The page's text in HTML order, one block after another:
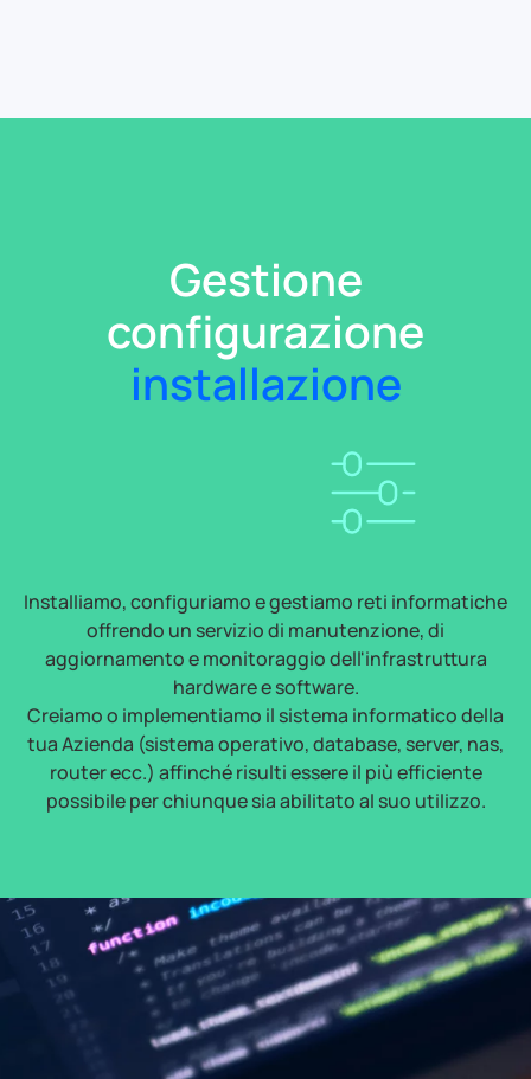
Gestione
configurazione
installazione
Installiamo, configuriamo e gestiamo reti informatiche
offrendo un servizio di manutenzione, di
aggiornamento e monitoraggio dell'infrastruttura
hardware e software.
Creiamo o implementiamo il sistema informatico della
tua Azienda (sistema operativo, database, server, nas,
router ecc.) affinché risulti essere il più efficiente
possibile per chiunque sia abilitato al suo utilizzo.